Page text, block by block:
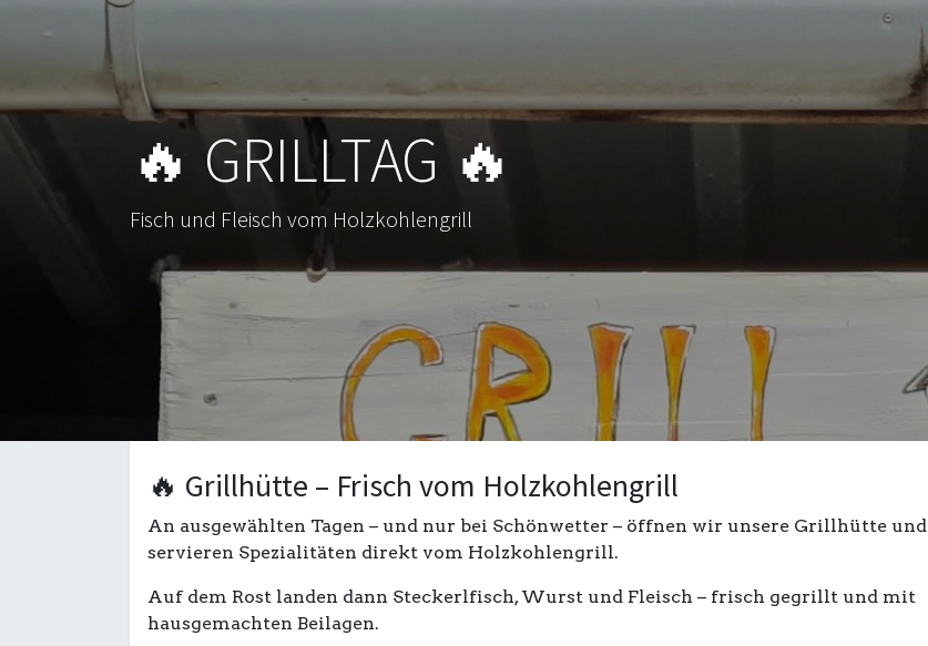
🔥 GRILLTAG 🔥
Fisch und Fleisch vom Holzkohlengrill
🔥 Grillhütte – Frisch vom Holzkohlengrill
An ausgewählten Tagen – und nur bei Schönwetter – öffnen wir unsere Grillhütte und
servieren Spezialitäten direkt vom Holzkohlengrill.
Auf dem Rost landen dann Steckerlfisch, Wurst und Fleisch – frisch gegrillt und mit
hausgemachten Beilagen.